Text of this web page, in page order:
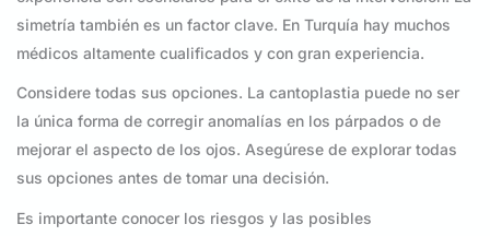
simetría también es un factor clave. En Turquía hay muchos
médicos altamente cualificados y con gran experiencia.
Considere todas sus opciones. La cantoplastia puede no ser
la única forma de corregir anomalías en los párpados o de
mejorar el aspecto de los ojos. Asegúrese de explorar todas
sus opciones antes de tomar una decisión.
Es importante conocer los riesgos y las posibles